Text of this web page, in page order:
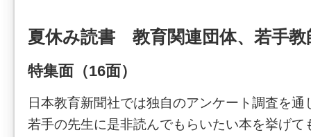
夏休み読書 教育関連団体、若手教
特集面（16面）
日本教育新聞社では独自のアンケート調査を
若手の先生に是非読んでもらいたい本を挙げて